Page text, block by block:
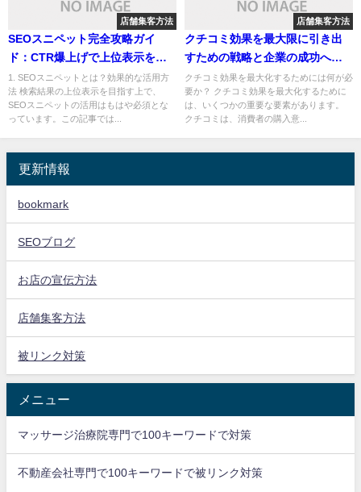
店舗集客方法
SEOスニペット完全攻略ガイ
ド：CTR爆上げで上位表示を実
現！
1. SEOスニペットとは？効果的な活用方
法 検索結果の上位表示を目指す上で、
SEOスニペットの活用はもはや必須とな
っています。この記事では...
店舗集客方法
クチコミ効果を最大限に引き出
すための戦略と企業の成功への
影響
クチコミ効果を最大化するためには何が必
要か？ クチコミ効果を最大化するために
は、いくつかの重要な要素があります。
クチコミは、消費者の購入意...
更新情報
bookmark
SEOブログ
お店の宣伝方法
店舗集客方法
被リンク対策
メニュー
マッサージ治療院専門で100キーワードで対策
不動産会社専門で100キーワードで被リンク対策